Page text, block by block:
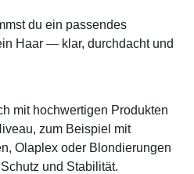
du ein passendes
Haar — klar, durchdacht und
mit hochwertigen Produkten
zum Beispiel mit
Olaplex oder Blondierungen
und Stabilität.